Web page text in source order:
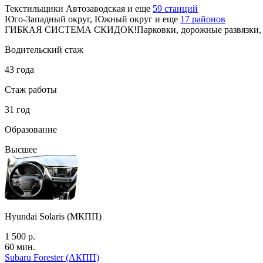
Текстильщики Автозаводская и еще 59 станций
Юго-Западный округ, Южный округ и еще 17 районов
ГИБКАЯ СИСТЕМА СКИДОК!Парковки, дорожные развязки,
Водительский стаж
43 года
Стаж работы
31 год
Образование
Высшее
Hyundai Solaris (МКПП)
1 500 р.
60 мин.
Subaru Forester (АКПП)